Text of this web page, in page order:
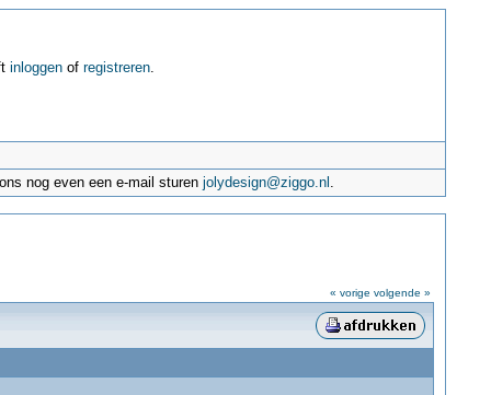
inloggenof registreren.
nog even een e-mail sturenjolydesign@ziggo.nl .
« vorige volgende »